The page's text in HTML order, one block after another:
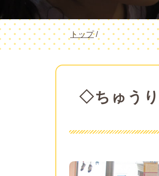
現
在
位
トップ/
◇ちゅうり